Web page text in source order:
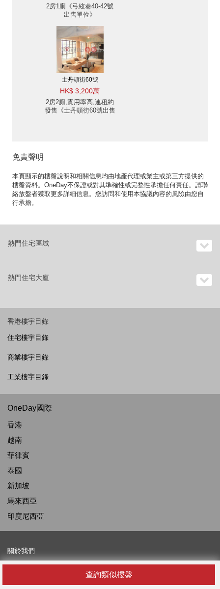
查詢類似樓盤
2房1廁《弓絃巷40-42號
出售單位》
士丹頓街60號
HK$ 3,200萬
2房2廁,實用率高,連租約
發售《士丹頓街60號出售
免責聲明
本頁顯示的樓盤說明和相關信息均由地產代理或業主或第三方提供的
樓盤資料。OneDay不保證或對其準確性或完整性承擔任何責任。請聯
絡放盤者獲取更多詳細信息。您訪問和使用本協議內容的風險由您自
行承擔。
熱門住宅區域
熱門住宅大廈
香港樓宇目錄
住宅樓宇目錄
商業樓宇目錄
工業樓宇目錄
OneDay國際
香港
越南
菲律賓
泰國
新加坡
馬來西亞
印度尼西亞
關於我們